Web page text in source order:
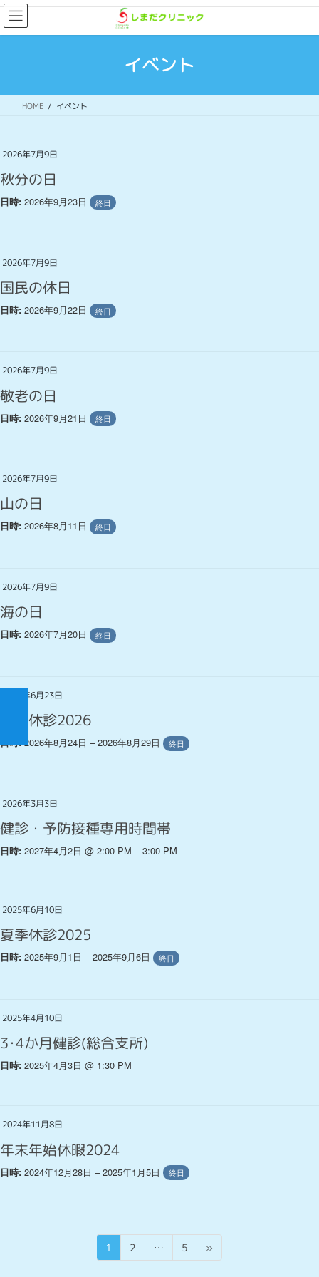
コ
ン
テ
ス
ナ
ビ
ゲ
ン
イベント
HOME イベント
2026年7月9日
秋分の日
日時: 2026年9月23日 終日
2026年7月9日
国民の休日
日時: 2026年9月22日 終日
2026年7月9日
敬老の日
日時: 2026年9月21日 終日
2026年7月9日
山の日
日時: 2026年8月11日 終日
2026年7月9日
海の日
日時: 2026年7月20日 終日
2026年6月23日
夏季休診2026
日時:2026年8月24日 – 2026年8月29日 終日
2026年3月3日
健診・予防接種専用時間帯
日時: 2027年4月2日 @ 2:00 PM – 3:00 PM
2025年6月10日
夏季休診2025
日時: 2025年9月1日 – 2025年9月6日 終日
2025年4月10日
3･4か月健診(総合支所)
日時: 2025年4月3日 @ 1:30 PM
2024年11月8日
年末年始休暇2024
日時: 2024年12月28日 – 2025年1月5日 終日
固
定
1
固
定
2 …
固
定
5 »